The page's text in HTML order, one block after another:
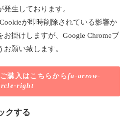
生しております。
が即時削除されている影響か
掛けしますが、Google Chromeブ
願い致します。
購入はこちらからfa-arrow-
right
クする